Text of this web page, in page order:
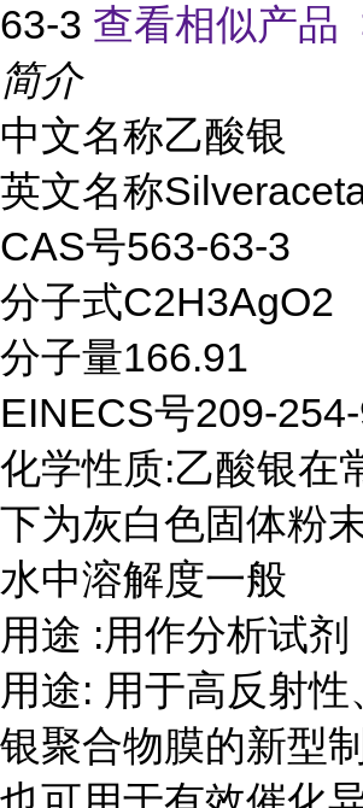
63-3 查看相似产品
简介
中文名称乙酸银
英文名称
CAS号563-63-3
分子式C2H3AgO2
分子量166.91
EINECS号209-
化学性质:乙酸银在
下为灰白色固体粉
水中溶解度一般
用途 :用作分析试剂
用途: 用于高反射性
银聚合物膜的新型